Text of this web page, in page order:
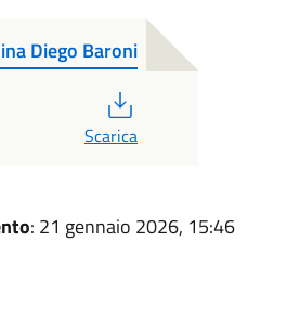
Diego Baroni
Scarica
: 21 gennaio 2026, 15:46